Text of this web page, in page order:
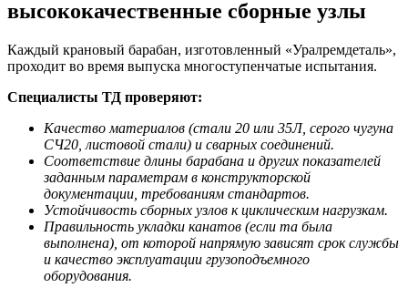
высококачественные сборные узлы
Каждый крановый барабан, изготовленный «Уралремдеталь»,
проходит во время выпуска многоступенчатые испытания.
Специалисты ТД проверяют:
Качество материалов (стали 20 или 35Л, серого чугуна
СЧ20, листовой стали) и сварных соединений.
Соответствие длины барабана и других показателей
заданным параметрам в конструкторской
документации, требованиям стандартов.
Устойчивость сборных узлов к циклическим нагрузкам.
Правильность укладки канатов (если та была
выполнена), от которой напрямую зависят срок службы
и качество эксплуатации грузоподъемного
оборудования.